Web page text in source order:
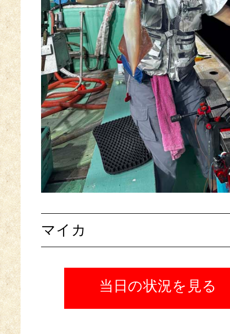
マイカ
当日の状況を見る